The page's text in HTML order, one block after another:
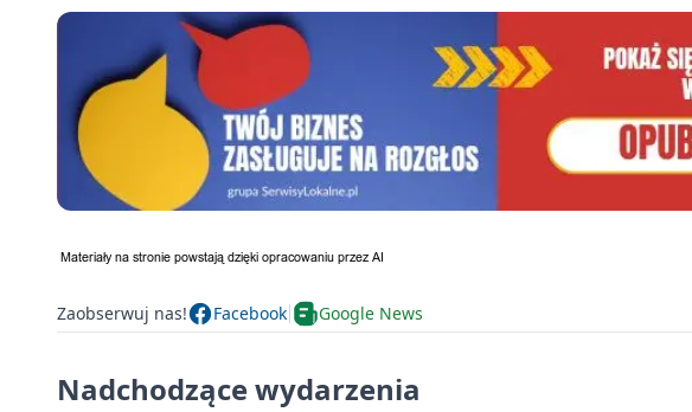
Zaobserwuj nas! Facebook Google News
Nadchodzące wydarzenia